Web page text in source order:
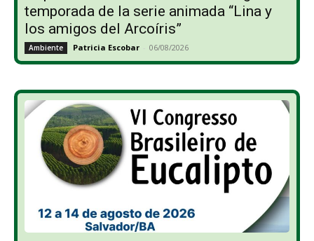
temporada de la serie animada “Lina y
los amigos del Arcoíris”
Ambiente Patricia Escobar - 06/08/2026